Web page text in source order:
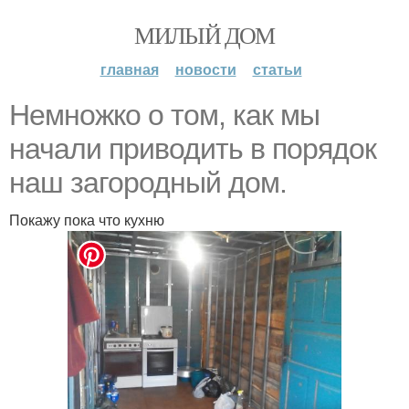
МИЛЫЙ ДОМ
главная новости статьи
Немножко о том, как мы
начали приводить в порядок
наш загородный дом.
Покажу пока что кухню